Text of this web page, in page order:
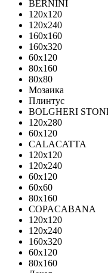
BERNINI
120x120
120x240
160x160
160x320
60x120
80x160
80x80
Мозаика
Плинтус
BOLGHERI
120x280
60x120
CALACATTA
120x120
120x240
60x120
60x60
80x160
COPACABANA
120x120
120x240
160x320
60x120
80x160